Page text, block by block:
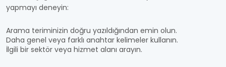
yapmayı deneyin:
Arama teriminizin doğru yazıldığından emin olun.
Daha genel veya farklı anahtar kelimeler kullanın.
İlgili bir sektör veya hizmet alanı arayın.